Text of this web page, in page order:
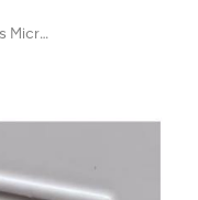
Station De Base De Télécommunications Micro FlexiZone NOKIA FWGP 473993A